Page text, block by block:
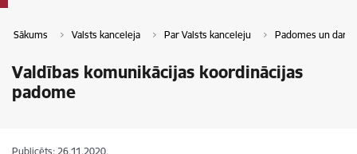
Sākums Valsts kanceleja Par Valsts kanceleju Padomes un
Valdības komunikācijas koordinācijas
padome
Publicēts: 26.11.2020.